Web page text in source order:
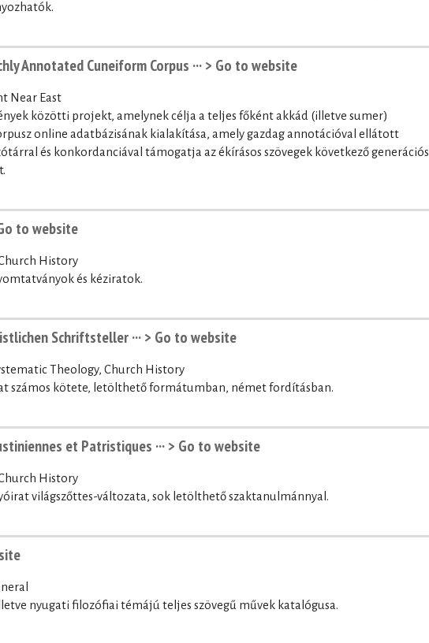
Annotated Cuneiform Corpus ··· > Go to website
Near East
közötti projekt, amelynek célja a teljes főként akkád (illetve sumer)
online adatbázisának kialakítása, amely gazdag annotációval ellátott
és konkordanciával támogatja az ékírásos szövegek következő generációs
to website
History
és kéziratok.
Schriftsteller ··· > Go to website
Theology, Church History
számos kötete, letölthető formátumban, német fordításban.
et Patristiques ··· > Go to website
History
világszőttes-változata, sok letölthető szaktanulmánnyal.
nyugati filozófiai témájú teljes szövegű művek katalógusa.